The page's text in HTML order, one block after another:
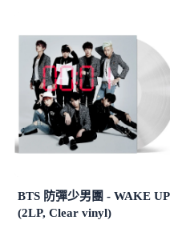
BTS 防彈少男團 - WAKE UP
(2LP, Clear vinyl)